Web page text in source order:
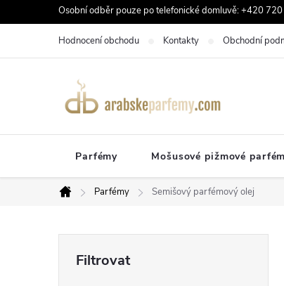
na
Osobní odběr pouze po telefonické domluvě: +420
Hodnocení obchodu Kontakty Obchodní
Parfémy Mošusové pižmové
Domů
Parfémy Semišový parfémový olej